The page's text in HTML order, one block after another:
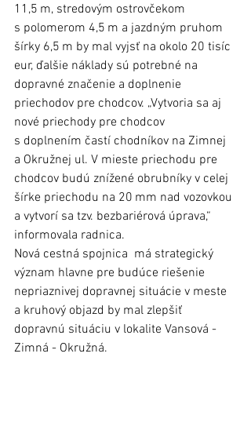
11,5 m, stredovým ostrovčekom
s polomerom 4,5 m a jazdným pruhom
šírky 6,5 m by mal vyjsť na okolo 20 tisíc
eur, ďalšie náklady sú potrebné na
dopravné značenie a doplnenie
priechodov pre chodcov. „Vytvoria sa aj
nové priechody pre chodcov
s doplnením častí chodníkov na Zimnej
a Okružnej ul. V mieste priechodu pre
chodcov budú znížené obrubníky v celej
šírke priechodu na 20 mm nad vozovkou
a vytvorí sa tzv. bezbariérová úprava,“
informovala radnica.
Nová cestná spojnica  má strategický
význam hlavne pre budúce riešenie
nepriaznivej dopravnej situácie v meste
a kruhový objazd by mal zlepšiť
dopravnú situáciu v lokalite Vansová -
Zimná - Okružná.